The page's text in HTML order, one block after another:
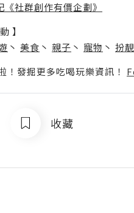
《社群創作有價企劃》
】
丶 美食 丶 親子 丶 寵物 丶 扮
發掘更多吃喝玩樂資訊！
收藏